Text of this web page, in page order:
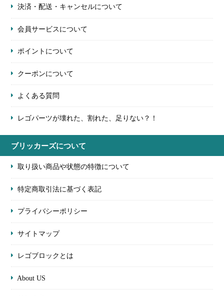
決済・配送・キャンセルについて
会員サービスについて
ポイントについて
クーポンについて
よくある質問
レゴパーツが壊れた、割れた、足りない？！
ブリッカーズについて
取り扱い商品や状態の特徴について
特定商取引法に基づく表記
プライバシーポリシー
サイトマップ
レゴブロックとは
About US